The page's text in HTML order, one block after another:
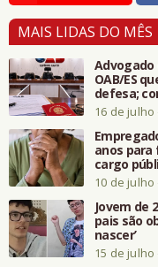
MAIS LIDAS DO MÊS
Advogado
OAB/ES
defesa;
16 de julho
anos para
cargo
10 de julho
Jovem de
pais são
nascer’
15 de julho